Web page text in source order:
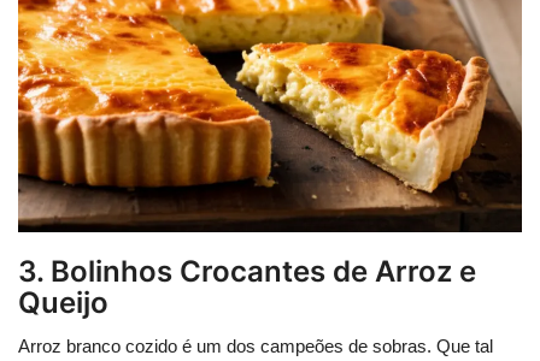
3. Bolinhos Crocantes de Arroz e
Queijo
Arroz branco cozido é um dos campeões de sobras. Que tal